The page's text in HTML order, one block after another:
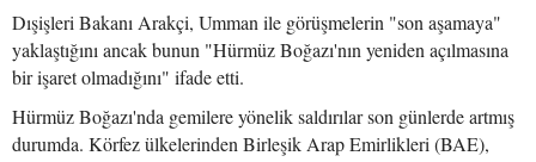
Dışişleri Bakanı Arakçi, Umman ile görüşmelerin "son aşamaya"
yaklaştığını ancak bunun "Hürmüz Boğazı'nın yeniden açılmasına
bir işaret olmadığını" ifade etti.
Hürmüz Boğazı'nda gemilere yönelik saldırılar son günlerde artmış
durumda. Körfez ülkelerinden Birleşik Arap Emirlikleri (BAE),